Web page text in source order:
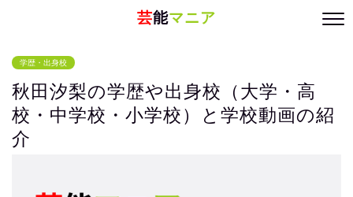
芸能マニア
学歴・出身校
秋田汐梨の学歴や出身校（大学・高
校・中学校・小学校）と学校動画の紹
介